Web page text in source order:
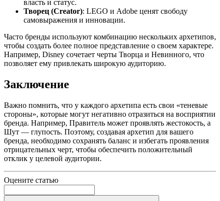
власть и статус.
Творец (Creator): LEGO и Adobe ценят свободу
самовыражения и инновации.
Часто бренды используют комбинацию нескольких архетипов,
чтобы создать более полное представление о своем характере.
Например, Disney сочетает черты Творца и Невинного, что
позволяет ему привлекать широкую аудиторию.
Заключение
Важно помнить, что у каждого архетипа есть свои «теневые
стороны», которые могут негативно отразиться на восприятии
бренда. Например, Правитель может проявлять жестокость, а
Шут — глупость. Поэтому, создавая архетип для вашего
бренда, необходимо сохранять баланс и избегать проявления
отрицательных черт, чтобы обеспечить положительный
отклик у целевой аудитории.
Оцените статью